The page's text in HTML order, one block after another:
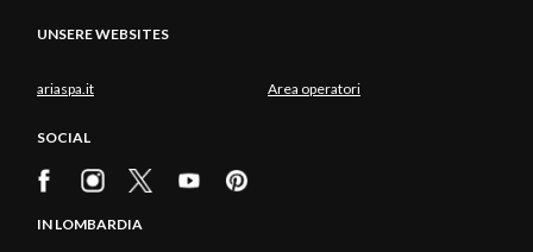
UNSERE WEBSITES
ariaspa.it Area operatori
SOCIAL
IN LOMBARDIA